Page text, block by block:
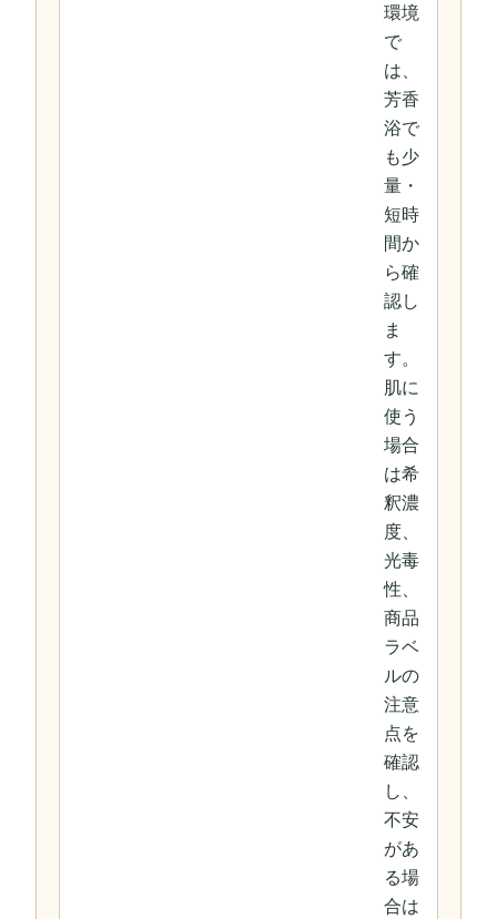
環境
で
は、
芳香
浴で
も少
量・
短時
間か
ら確
認し
ま
す。
肌に
使う
場合
は希
釈濃
度、
光毒
性、
商品
ラベ
ルの
注意
点を
確認
し、
不安
があ
る場
合は